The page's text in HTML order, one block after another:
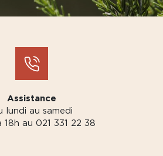
Assistance
lundi au samedi
18h au 021 331 22 38